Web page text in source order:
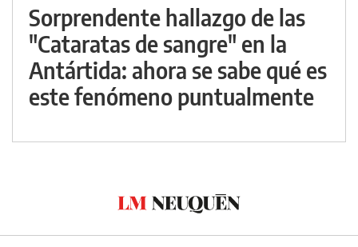
Sorprendente hallazgo de las
"Cataratas de sangre" en la
Antártida: ahora se sabe qué es
este fenómeno puntualmente